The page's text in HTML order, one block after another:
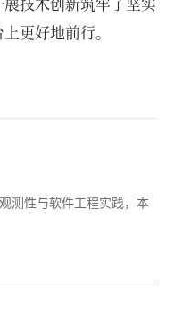
更好地前行。
测性与软件工程实践，本